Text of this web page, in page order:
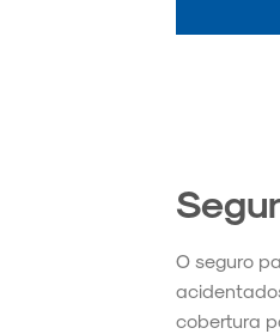
O seguro
cobertura